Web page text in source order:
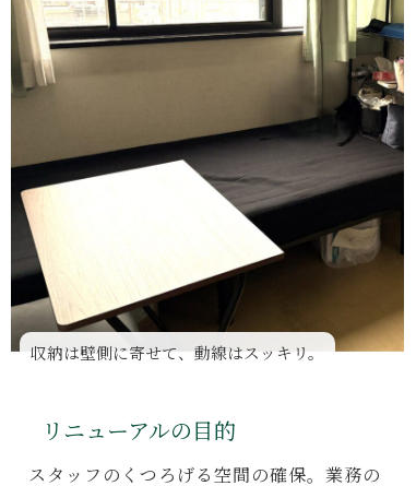
収納は壁側に寄せて、動線はスッキリ。
リニューアルの目的
スタッフのくつろげる空間の確保。 業務の